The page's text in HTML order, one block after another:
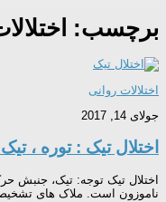
برچسب:
اختلالات روانی
جولای 14, 2017
اختلال تیک : توره ،
اختلال تیک توجه: تیک، جنبش